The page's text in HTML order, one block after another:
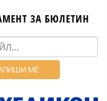
ЗА БЮЛЕТИН